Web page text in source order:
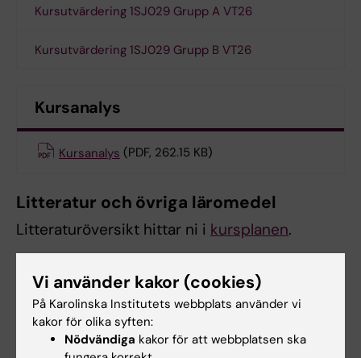
Kursutvärdering 1SJ029 Grupp A VT26
Kursutvärdering 1SJ029 Grupp B VT26
Kursanalys
Kursanalys (PDF, 262.15 KB)
Litteratur och övriga läromedel
Litteraturöversikt hittar ni i kursplanen.
Kontaktuppgifter
Institutionen för neurobiologi, vårdvetenskap
och samhälle
Avdelningen för omvårdnad
Vi använder kakor (cookies)
På Karolinska Institutets webbplats använder vi
kakor för olika syften:
Nödvändiga kakor för att webbplatsen ska